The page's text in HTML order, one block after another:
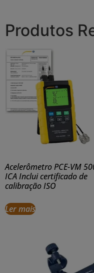
Produtos
Acelerômetro PCE-VM
ICA Inclui certificado de
calibração ISO
Ler mais